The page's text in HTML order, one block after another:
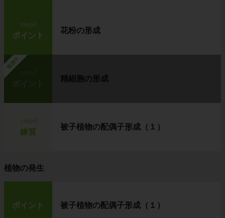
step2
ポイント
花粉の形成
勉強中
ポイント
精細胞の形成
練習
被子植物の配偶子形成（１）
植物の発生
ポイント 被子植物の配偶子形成（１）